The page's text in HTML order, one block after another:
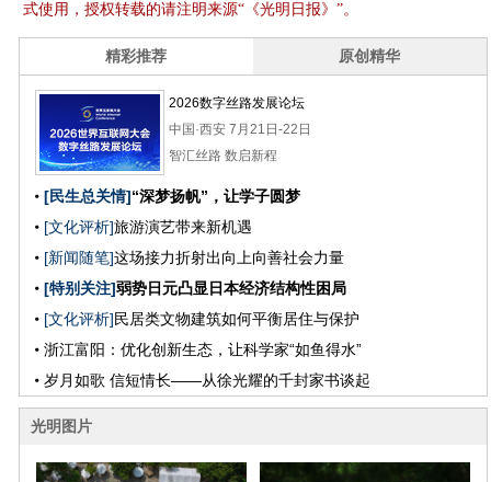
式使用，授权转载的请注明来源“《光明日报》”。